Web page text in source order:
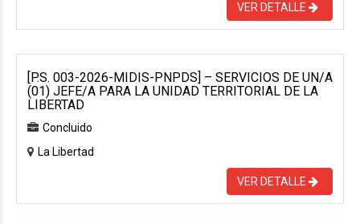
VER DETALLE
[P.S. 003-2026-MIDIS-PNPDS] – SERVICIOS DE UN/A
(01) JEFE/A PARA LA UNIDAD TERRITORIAL DE LA
LIBERTAD
Concluido
La Libertad
VER DETALLE